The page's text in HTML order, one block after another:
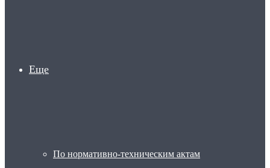
Еще
По нормативно-техническим актам